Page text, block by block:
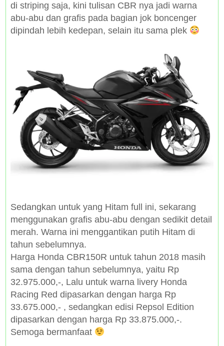
di striping saja, kini tulisan CBR nya jadi warna
abu-abu dan grafis pada bagian jok boncenger
dipindah lebih kedepan, selain itu sama plek
Sedangkan untuk yang Hitam full ini, sekarang
menggunakan grafis abu-abu dengan sedikit detail
merah. Warna ini menggantikan putih Hitam di
tahun sebelumnya.
Harga Honda CBR150R untuk tahun 2018 masih
sama dengan tahun sebelumnya, yaitu Rp
32.975.000,-, Lalu untuk warna livery Honda
Racing Red dipasarkan dengan harga Rp
33.675.000,- , sedangkan edisi Repsol Edition
dipasarkan dengan harga Rp 33.875.000,-.
Semoga bermanfaat